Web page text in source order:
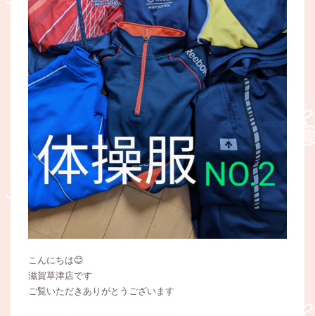
こんにちは😊
滋賀草津店です
ご覧いただきありがとうございます